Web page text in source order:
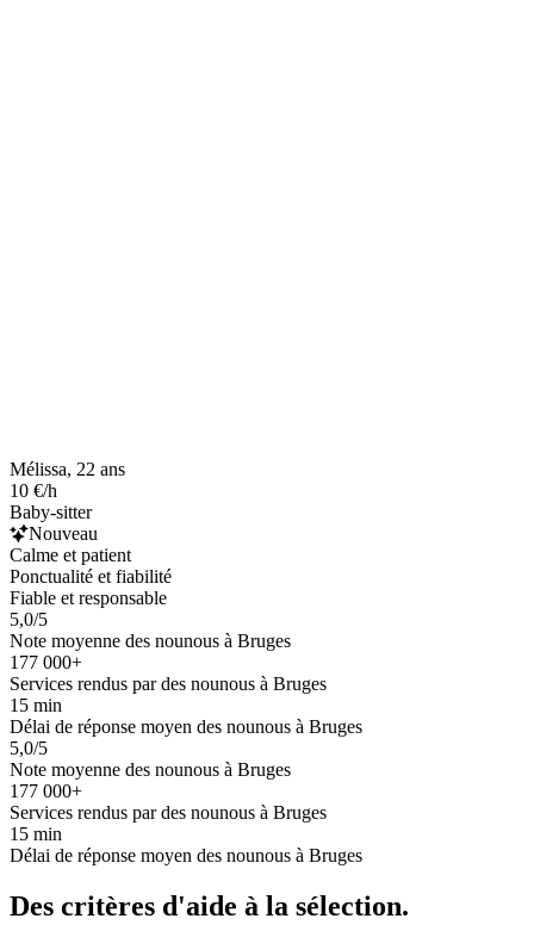
Mélissa, 22 ans
10 €/h
Baby-sitter
Nouveau
Calme et patient
Ponctualité et fiabilité
Fiable et responsable
5,0/5
Note moyenne des nounous à Bruges
177 000+
Services rendus par des nounous à Bruges
15 min
Délai de réponse moyen des nounous à Bruges
5,0/5
Note moyenne des nounous à Bruges
177 000+
Services rendus par des nounous à Bruges
15 min
Délai de réponse moyen des nounous à Bruges
Des critères d'aide à la sélection.